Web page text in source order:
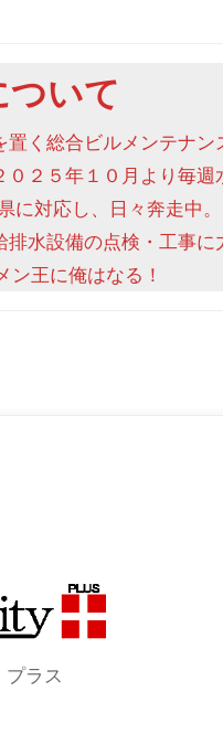
いて
く総合ビルメンテナ
２５年１０月より毎週
対応し、日々奔走中
排水設備の点検・工事
ン王に俺はなる！
プラス